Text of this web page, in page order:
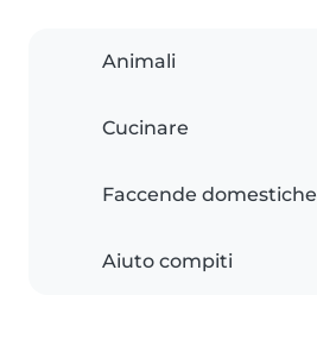
Animali
Cucinare
Faccende domestiche
Aiuto compiti